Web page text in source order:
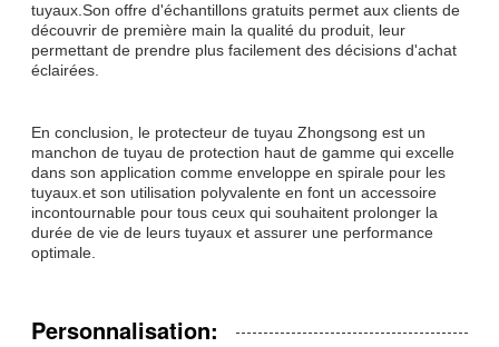
tuyaux.Son offre d'échantillons gratuits permet aux clients de
découvrir de première main la qualité du produit, leur
permettant de prendre plus facilement des décisions d'achat
éclairées.
En conclusion, le protecteur de tuyau Zhongsong est un
manchon de tuyau de protection haut de gamme qui excelle
dans son application comme enveloppe en spirale pour les
tuyaux.et son utilisation polyvalente en font un accessoire
incontournable pour tous ceux qui souhaitent prolonger la
durée de vie de leurs tuyaux et assurer une performance
optimale.
Personnalisation: